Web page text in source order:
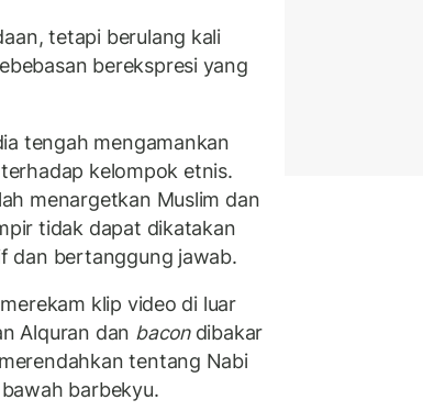
tetapi berulang kali
berekspresi yang
tengah mengamankan
kelompok etnis.
menargetkan Muslim dan
tidak dapat dikatakan
dan bertanggung jawab.
klip video di luar
Alquran dan bacondibakar
tentang Nabi
barbekyu.